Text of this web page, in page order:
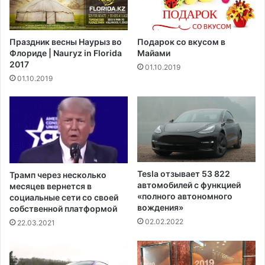
а
т
а
В
а
ш
и
н
а
в
ы
с
т
а
в
л
а
у
к
ц
и
м
Праздник весны Наурыз во
Флориде | Nauryz in Florida
2017
01.10.2019
Подарок со вкусом в
Майами
01.10.2019
Трамп через несколько
месяцев вернется в
социальные сети со своей
собственной платформой
22.03.2021
Tesla отзывает 53 822
автомобилей с функцией
«полного автономного
вождения»
02.02.2022